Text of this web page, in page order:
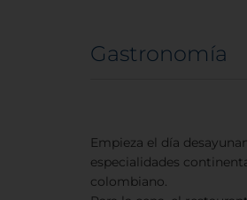
Gastronomía
Empieza el día
especialidades
colombiano.